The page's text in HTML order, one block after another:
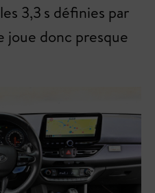
3,3 s définies par
joue donc presque